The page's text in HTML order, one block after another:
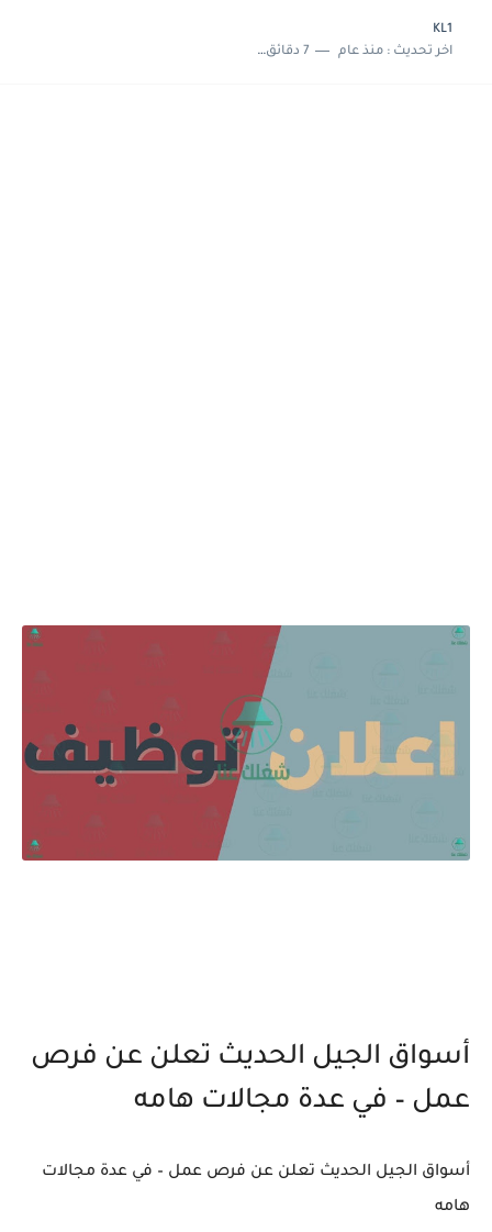
KL1
اخر تحديث :منذ عام 7 دقائق للقراءة
أسواق الجيل الحديث تعلن عن فرص
عمل – في عدة مجالات هامه
أسواق الجيل الحديث تعلن عن فرص عمل – في عدة مجالات
هامه